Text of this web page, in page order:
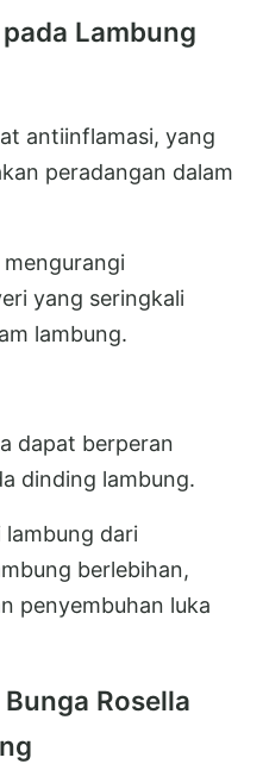
Lambung
antiinflamasi, yang
peradangan dalam
yang seringkali
lambung.
dapat berperan
dinding lambung.
dari
berlebihan,
penyembuhan luka
Rosella